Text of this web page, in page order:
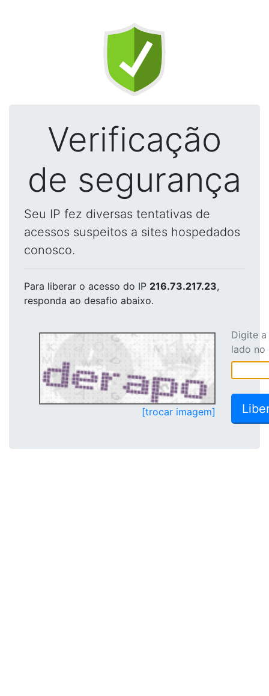
Verificação
de segurança
Seu IP fez diversas tentativas de
acessos suspeitos a sites hospedados
conosco.
Para liberar o acesso do IP 216.73.217.23,
responda ao desafio abaixo.
[trocar imagem]
Digite
lado no